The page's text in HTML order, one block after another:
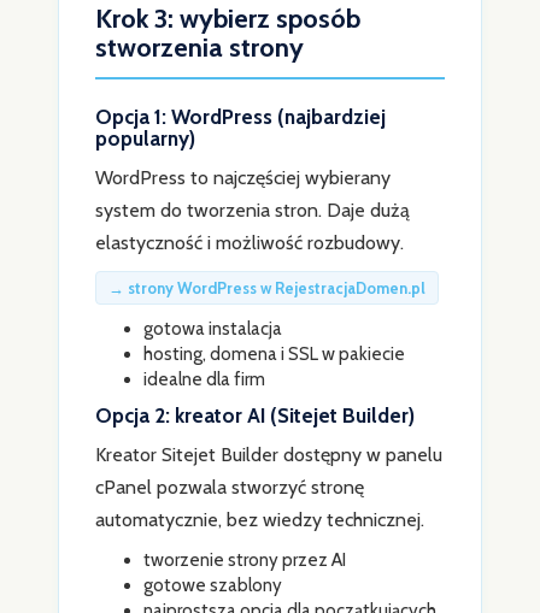
Krok 3: wybierz sposób
stworzenia strony
Opcja 1: WordPress (najbardziej
popularny)
WordPress to najczęściej wybierany
system do tworzenia stron. Daje dużą
elastyczność i możliwość rozbudowy.
→ strony WordPress w RejestracjaDomen.pl
gotowa instalacja
hosting, domena i SSL w pakiecie
idealne dla firm
Opcja 2: kreator AI (Sitejet Builder)
Kreator Sitejet Builder dostępny w panelu
cPanel pozwala stworzyć stronę
automatycznie, bez wiedzy technicznej.
tworzenie strony przez AI
gotowe szablony